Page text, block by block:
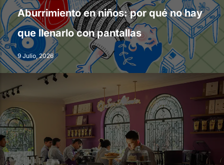
Aburrimiento en niños: por qué no hay
que llenarlo con pantallas
9 Julio, 2026